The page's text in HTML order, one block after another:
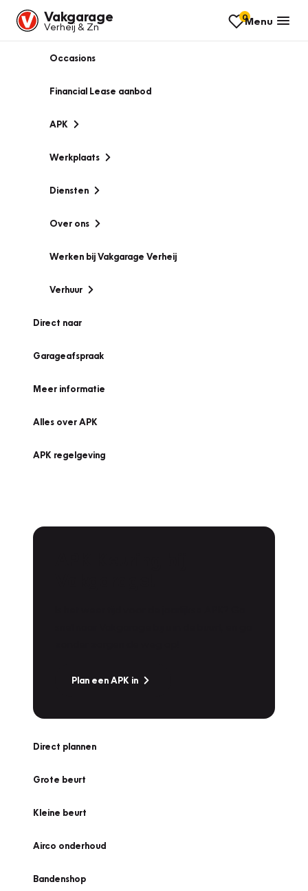
Vakgarage
Verheij & Zn
0Menu
Occasions
Financial Lease aanbod
APK
Werkplaats
Diensten
Over ons
Werken bij Vakgarage Verheij
Verhuur
Direct naar
Garageafspraak
Meer informatie
Alles over APK
APK regelgeving
Plan een APK in
Direct plannen
Grote beurt
Kleine beurt
Airco onderhoud
Bandenshop